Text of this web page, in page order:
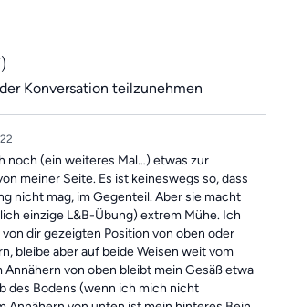
)
Konversation teilzunehmen
noch (ein weiteres Mal…) etwas zur
meiner Seite. Es ist keineswegs so, dass
nicht mag, im Gegenteil. Aber sie macht
einzige L&B-Übung) extrem Mühe. Ich
dir gezeigten Position von oben oder
bleibe aber auf beide Weisen weit vom
Annähern von oben bleibt mein Gesäß etwa
des Bodens (wenn ich mich nicht